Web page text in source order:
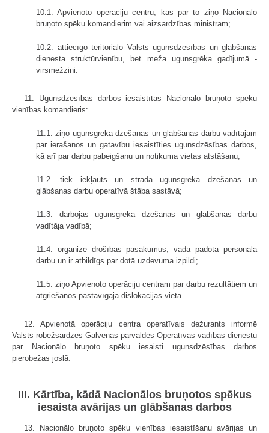
10.1. Apvienoto operāciju centru, kas par to ziņo Nacionālo
bruņoto spēku komandierim vai aizsardzības ministram;
10.2. attiecīgo teritoriālo Valsts ugunsdzēsības un glābšanas
dienesta struktūrvienību, bet meža ugunsgrēka gadījumā -
virsmežzini.
11. Ugunsdzēsības darbos iesaistītās Nacionālo bruņoto spēku
vienības komandieris:
11.1. ziņo ugunsgrēka dzēšanas un glābšanas darbu vadītājam
par ierašanos un gatavību iesaistīties ugunsdzēsības darbos,
kā arī par darbu pabeigšanu un notikuma vietas atstāšanu;
11.2. tiek iekļauts un strādā ugunsgrēka dzēšanas un
glābšanas darbu operatīvā štāba sastāvā;
11.3. darbojas ugunsgrēka dzēšanas un glābšanas darbu
vadītāja vadībā;
11.4. organizē drošības pasākumus, vada padotā personāla
darbu un ir atbildīgs par dotā uzdevuma izpildi;
11.5. ziņo Apvienoto operāciju centram par darbu rezultātiem un
atgriešanos pastāvīgajā dislokācijas vietā.
12. Apvienotā operāciju centra operatīvais dežurants informē
Valsts robežsardzes Galvenās pārvaldes Operatīvās vadības dienestu
par Nacionālo bruņoto spēku iesaisti ugunsdzēsības darbos
pierobežas joslā.
III. Kārtība, kādā Nacionālos bruņotos spēkus
iesaista avārijas un glābšanas darbos
13. Nacionālo bruņoto spēku vienības iesaistīšanu avārijas un